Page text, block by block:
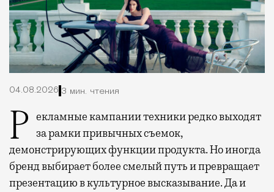
04.08.2026 3 мин. чтения
Рекламные кампании техники редко выходят
за рамки привычных съемок,
демонстрирующих функции продукта. Но иногда
бренд выбирает более смелый путь и превращает
презентацию в культурное высказывание. Да и